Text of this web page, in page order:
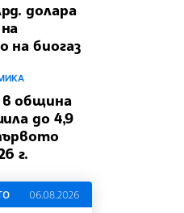
долара
на биогаз
община
до 4,9
г.
06.08.2026